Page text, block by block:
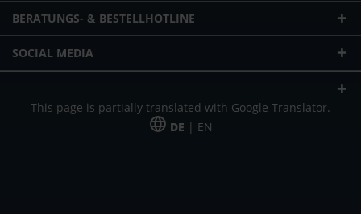
BERATUNGS- & BESTELLHOTLINE
SOCIAL MEDIA
This page is partially translated with Google Translator.
DE | EN